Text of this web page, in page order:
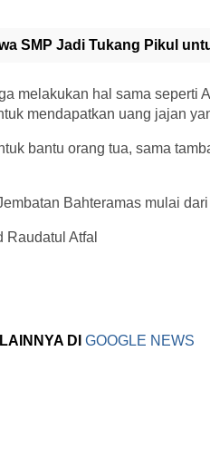
SMP Jadi Tukang Pikul
melakukan hal sama seperti
mendapatkan uang jajan
bantu orang tua, sama
Bahteramas mulai
Raudatul Atfal
DI GOOGLE NEWS